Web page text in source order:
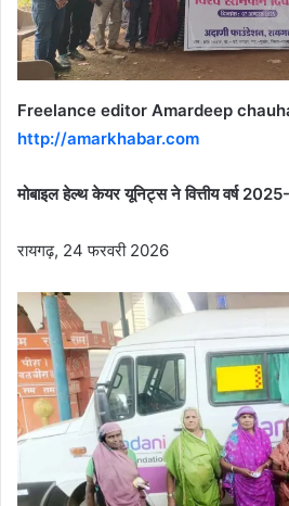
Freelance editor Amardeep
http://amarkhabar.com
मोबाइल हेल्थ केयर यूनिट्स ने वित्तीय वर्ष
रायगढ़, 24 फरवरी 2026